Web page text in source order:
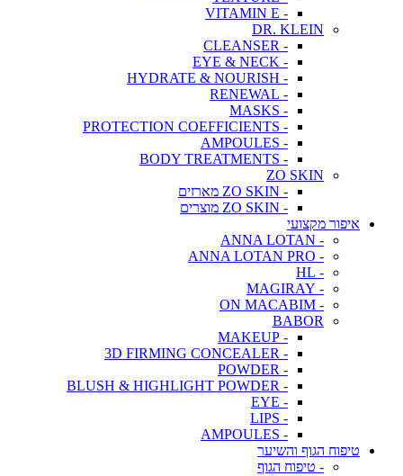
- VITAMIN E
DR. KLEIN
- CLEANSER
- EYE & NECK
- HYDRATE & NOURISH
- RENEWAL
- MASKS
- PROTECTION COEFFICIENTS
- AMPOULES
- BODY TREATMENTS
ZO SKIN
- ZO SKIN מארזים
- ZO SKIN מוצרים
איפור מקצועי
- ANNA LOTAN
- ANNA LOTAN PRO
- HL
- MAGIRAY
- ON MACABIM
BABOR
- MAKEUP
- 3D FIRMING CONCEALER
- POWDER
- BLUSH & HIGHLIGHT POWDER
- EYE
- LIPS
- AMPOULES
טיפוח הגוף והשיער
- טיפוח הגוף